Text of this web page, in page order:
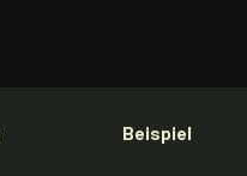
Beispiel